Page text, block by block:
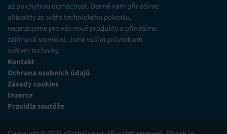
až po chytrou domácnost. Denně vám přinášíme
aktuality ze světa technického pokroku,
recenzujeme pro vás nové produkty a přinášíme
zajímavá srovnání. Jsme vaším průvodcem
světem techniky.
Kontakt
Ochrana osobních údajů
Zásady cookies
Inzerce
Pravidla soutěže